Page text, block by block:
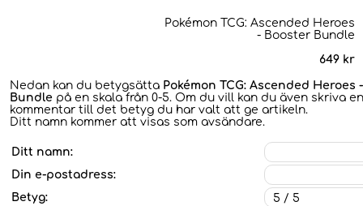
Pokémon TCG: Ascended Heroes
- Booster Bundle
649 kr
Nedan kan du betygsätta Pokémon TCG: Ascended Heroes
Bundle på en skala från 0-5. Om du vill kan du även skriva en
kommentar till det betyg du har valt att ge artikeln.
Ditt namn kommer att visas som avsändare.
Ditt namn:
Din e-postadress:
Betyg: